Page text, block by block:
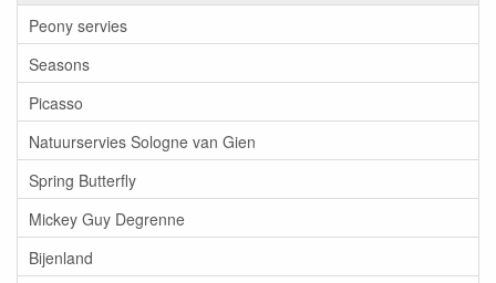
Peony servies
Seasons
Picasso
Natuurservies Sologne van Gien
Spring Butterfly
Mickey Guy Degrenne
Bijenland